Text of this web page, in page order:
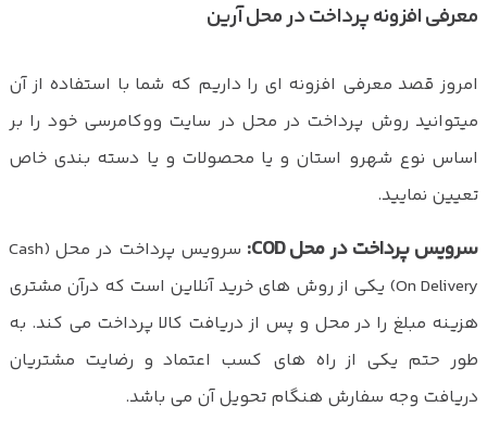
معرفی افزونه پرداخت در محل آرین
امروز قصد معرفی افزونه ای را داریم که شما با استفاده از آن
میتوانید روش پرداخت در محل در سایت ووکامرسی خود را بر
اساس نوع شهرو استان و یا محصولات و یا دسته بندی خاص
تعیین نمایید.
سرویس پرداخت در محل COD:
سرویس پرداخت در محل (Cash
On Delivery) یکی از روش های خرید آنلاین است که درآن مشتری
هزینه مبلغ را در محل و پس از دریافت کالا پرداخت می کند. به
طور حتم یکی از راه های کسب اعتماد و رضایت مشتریان
دریافت وجه سفارش هنگام تحویل آن می باشد.